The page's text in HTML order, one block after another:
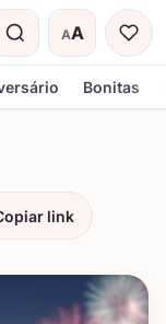
AA
Tamanho do
Bonitas
link